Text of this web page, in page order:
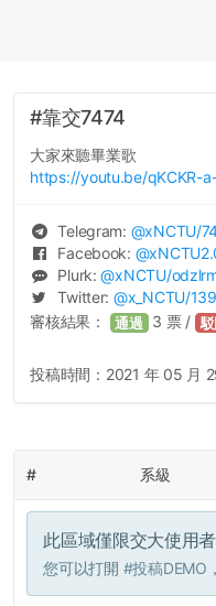
#靠交7474
大家來聽畢業歌
https://youtu.be/qKCKR-
Telegram: @xNCTU/
Facebook: @
Plurk:@xNCTU/
Twitter: @x_NCTU/
審核結果： 通過 3 票 /
投稿時間： 2021 年 05 月
# 系級
此區域僅限交大使用
您可以打開 #投稿DEMO